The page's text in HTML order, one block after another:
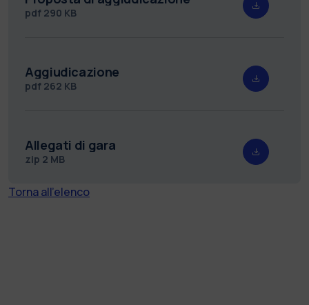
pdf 290 KB
Aggiudicazione
pdf 262 KB
Allegati di gara
zip 2 MB
Torna all'elenco